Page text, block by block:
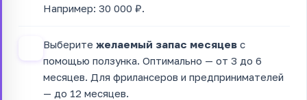
Например: 30 000 ₽.
Выберите желаемый запас месяцев с
помощью ползунка. Оптимально — от 3 до 6
месяцев. Для фрилансеров и предпринимателей
— до 12 месяцев.